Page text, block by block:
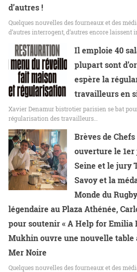
d’autres !
Quelques nouvelles des fourneaux et des
d’autres interrogent, d’autres encore laissent
Il emploie 40
plupart sont
espère la
travailleurs en
Xavier Denamur bistrotier parisien se bat
régularisation des travailleurs…
Brèves de
ouverture le
Seine et le jury
Savoy et la
Monde du
légendaire au Plaza Athénée,
pour soutenir « A Help for Emilia
Mukhin ouvre une nouvelle table
Mer Noire
Quelques nouvelles des fourneaux et des